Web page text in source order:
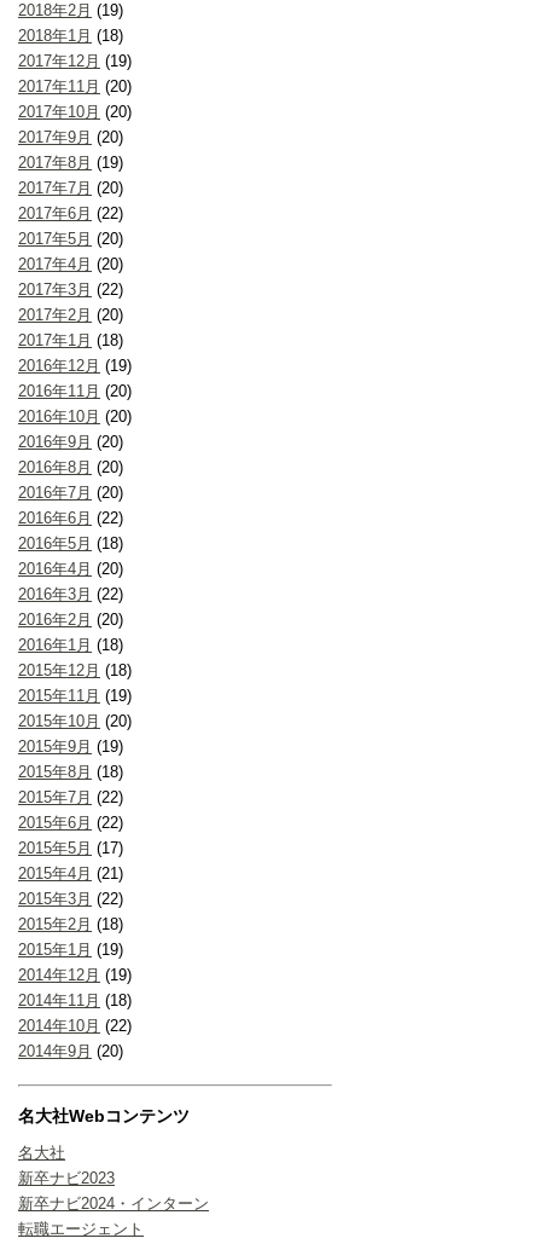
2018年2月 (19)
2018年1月 (18)
2017年12月 (19)
2017年11月 (20)
2017年10月 (20)
2017年9月 (20)
2017年8月 (19)
2017年7月 (20)
2017年6月 (22)
2017年5月 (20)
2017年4月 (20)
2017年3月 (22)
2017年2月 (20)
2017年1月 (18)
2016年12月 (19)
2016年11月 (20)
2016年10月 (20)
2016年9月 (20)
2016年8月 (20)
2016年7月 (20)
2016年6月 (22)
2016年5月 (18)
2016年4月 (20)
2016年3月 (22)
2016年2月 (20)
2016年1月 (18)
2015年12月 (18)
2015年11月 (19)
2015年10月 (20)
2015年9月 (19)
2015年8月 (18)
2015年7月 (22)
2015年6月 (22)
2015年5月 (17)
2015年4月 (21)
2015年3月 (22)
2015年2月 (18)
2015年1月 (19)
2014年12月 (19)
2014年11月 (18)
2014年10月 (22)
2014年9月 (20)
名大社Webコンテンツ
名大社
新卒ナビ2023
新卒ナビ2024・インターン
転職エージェント